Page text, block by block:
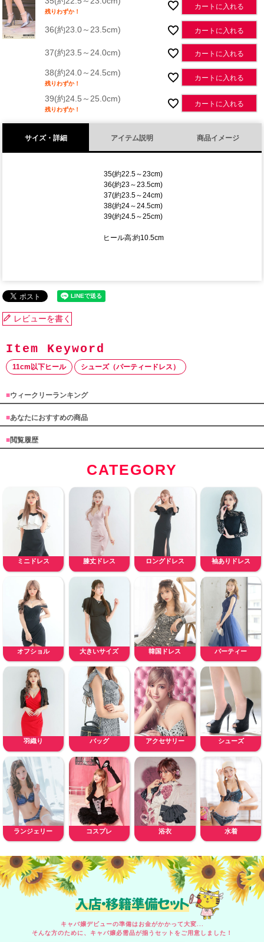
残りわずか！
カートに入れる
36(約23.0～23.5cm) カートに入れる
37(約23.5～24.0cm) カートに入れる
38(約24.0～24.5cm)
残りわずか！
カートに入れる
39(約24.5～25.0cm)
残りわずか！
カートに入れる
サイズ・詳細 アイテム説明 商品イメージ
35(約22.5～23cm)
36(約23～23.5cm)
37(約23.5～24cm)
38(約24～24.5cm)
39(約24.5～25cm)
ヒール高:約10.5cm
レビューを書く
11cm以下ヒール シューズ（パーティードレス）
■ウィークリーランキング
■あなたにおすすめの商品
■閲覧履歴
CATEGORY
ミニドレス 膝丈ドレス ロングドレス 袖ありドレス
オフショル 大きいサイズ 韓国ドレス パーティー
羽織り バッグ アクセサリー シューズ
ランジェリー コスプレ 浴衣 水着
入店・移籍準備セット
キャバ嬢デビューの準備はお金がかかって大変...
そんな方のために、キャバ嬢必需品が揃うセットをご用意しました！